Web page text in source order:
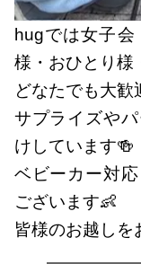
hugでは女子
様・おひとり様
どなたでも大歓
サプライズや
けしています🍻
ベビーカー対
ございます👶
皆様のお越しを